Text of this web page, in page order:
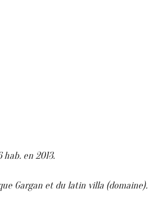
hab. en 2013.
Gargan et du latin villa (domaine).